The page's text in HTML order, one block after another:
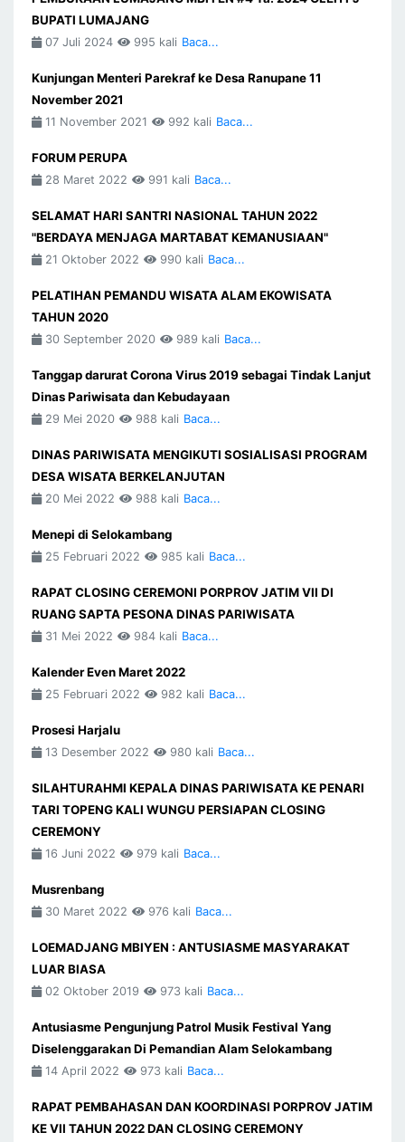
BUPATI LUMAJANG
07 Juli 2024 995 kali Baca...
Kunjungan Menteri Parekraf ke Desa Ranupane 11
November 2021
11 November 2021 992 kali Baca...
FORUM PERUPA
28 Maret 2022 991 kali Baca...
SELAMAT HARI SANTRI NASIONAL TAHUN 2022
"BERDAYA MENJAGA MARTABAT KEMANUSIAAN"
21 Oktober 2022 990 kali Baca...
PELATIHAN PEMANDU WISATA ALAM EKOWISATA
TAHUN 2020
30 September 2020 989 kali Baca...
Tanggap darurat Corona Virus 2019 sebagai Tindak Lanjut
Dinas Pariwisata dan Kebudayaan
29 Mei 2020 988 kali Baca...
DINAS PARIWISATA MENGIKUTI SOSIALISASI PROGRAM
DESA WISATA BERKELANJUTAN
20 Mei 2022 988 kali Baca...
Menepi di Selokambang
25 Februari 2022 985 kali Baca...
RAPAT CLOSING CEREMONI PORPROV JATIM VII DI
RUANG SAPTA PESONA DINAS PARIWISATA
31 Mei 2022 984 kali Baca...
Kalender Even Maret 2022
25 Februari 2022 982 kali Baca...
Prosesi Harjalu
13 Desember 2022 980 kali Baca...
SILAHTURAHMI KEPALA DINAS PARIWISATA KE PENARI
TARI TOPENG KALI WUNGU PERSIAPAN CLOSING
CEREMONY
16 Juni 2022 979 kali Baca...
Musrenbang
30 Maret 2022 976 kali Baca...
LOEMADJANG MBIYEN : ANTUSIASME MASYARAKAT
LUAR BIASA
02 Oktober 2019 973 kali Baca...
Antusiasme Pengunjung Patrol Musik Festival Yang
Diselenggarakan Di Pemandian Alam Selokambang
14 April 2022 973 kali Baca...
RAPAT PEMBAHASAN DAN KOORDINASI PORPROV JATIM
KE VII TAHUN 2022 DAN CLOSING CEREMONY